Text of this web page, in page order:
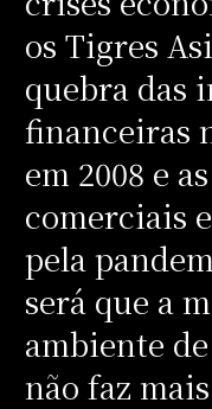
os Tigres
quebra das
financeiras
em 2008 e
comerciais
pela
será que a
ambiente
não faz